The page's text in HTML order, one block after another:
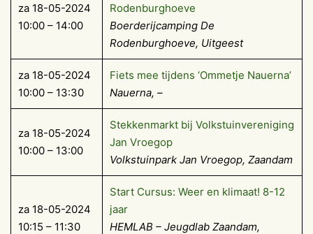
za 18-05-2024
10:00 – 14:00
Rodenburghoeve
Boerderijcamping De
Rodenburghoeve, Uitgeest
za 18-05-2024
10:00 – 13:30
Fiets mee tijdens ‘Ommetje Nauerna’
Nauerna, –
za 18-05-2024
10:00 – 13:00
Stekkenmarkt bij Volkstuinvereniging
Jan Vroegop
Volkstuinpark Jan Vroegop, Zaandam
za 18-05-2024
10:15 – 11:30
Start Cursus: Weer en klimaat! 8-12
jaar
HEMLAB – Jeugdlab Zaandam,